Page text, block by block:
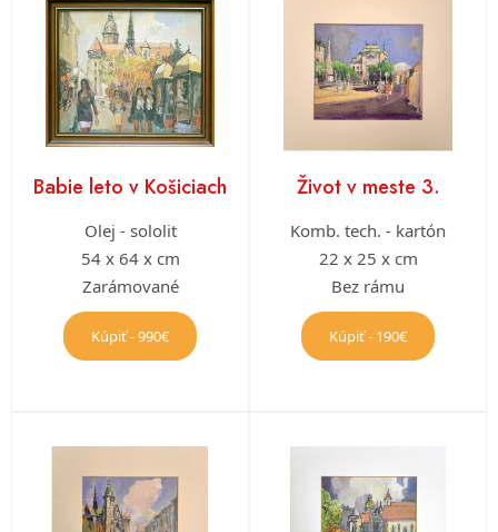
Babie leto v Košiciach
Olej - sololit
54 x 64 x cm
Zarámované
Kúpiť - 990€
Život v meste 3.
Komb. tech. - kartón
22 x 25 x cm
Bez rámu
Kúpiť - 190€